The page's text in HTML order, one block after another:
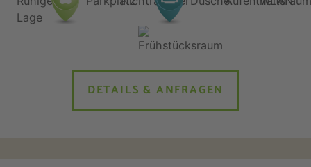
DETAILS & ANFRAGEN